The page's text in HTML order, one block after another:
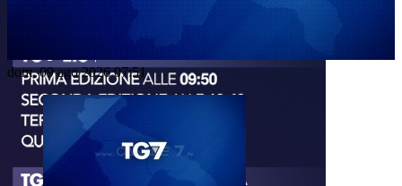
Video
dom, 09 ago 2026 07:51